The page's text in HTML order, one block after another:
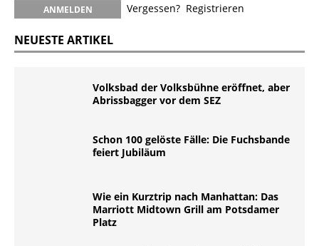
Vergessen? Registrieren
NEUESTE ARTIKEL
Volksbad der Volksbühne eröffnet, aber
Abrissbagger vor dem SEZ
Schon 100 gelöste Fälle: Die Fuchsbande
feiert Jubiläum
Wie ein Kurztrip nach Manhattan: Das
Marriott Midtown Grill am Potsdamer
Platz